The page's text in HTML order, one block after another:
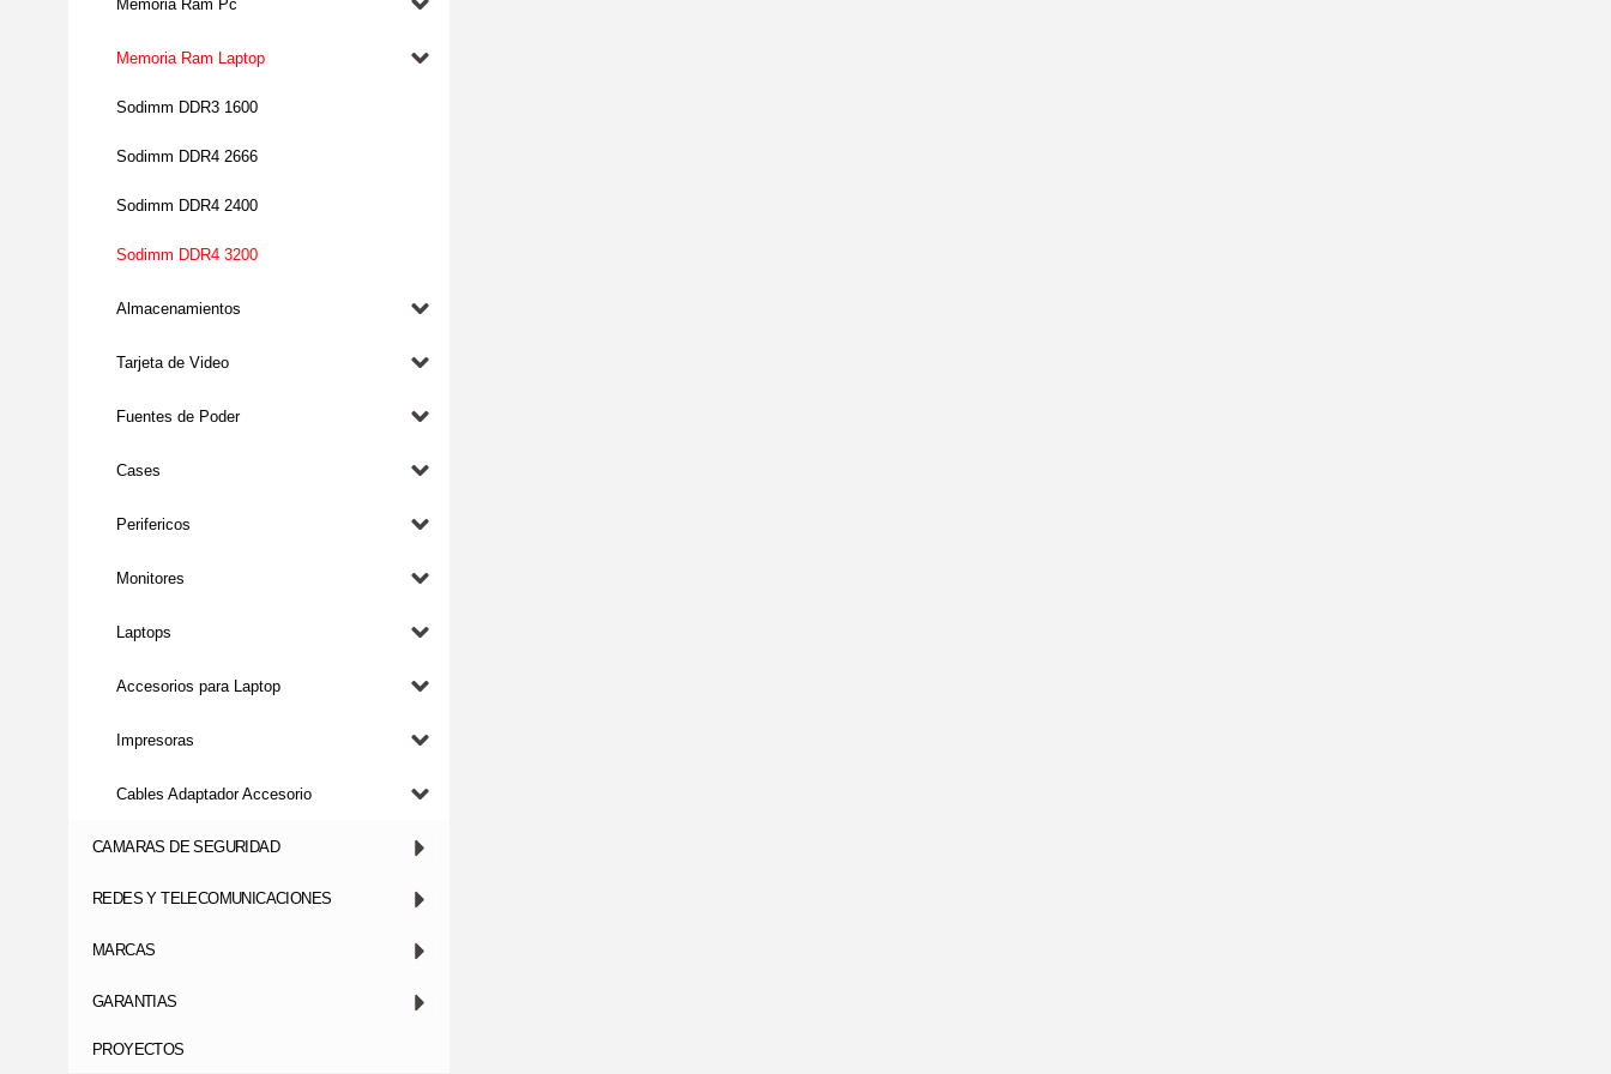
Memoria Ram Pc
Memoria Ram Laptop
Sodimm DDR3 1600
Sodimm DDR4 2666
Sodimm DDR4 2400
Sodimm DDR4 3200
Almacenamientos
Tarjeta de Video
Fuentes de Poder
Cases
Perifericos
Monitores
Laptops
Accesorios para Laptop
Impresoras
Cables Adaptador Accesorio
CAMARAS DE SEGURIDAD
REDES Y TELECOMUNICACIONES
MARCAS
GARANTIAS
PROYECTOS